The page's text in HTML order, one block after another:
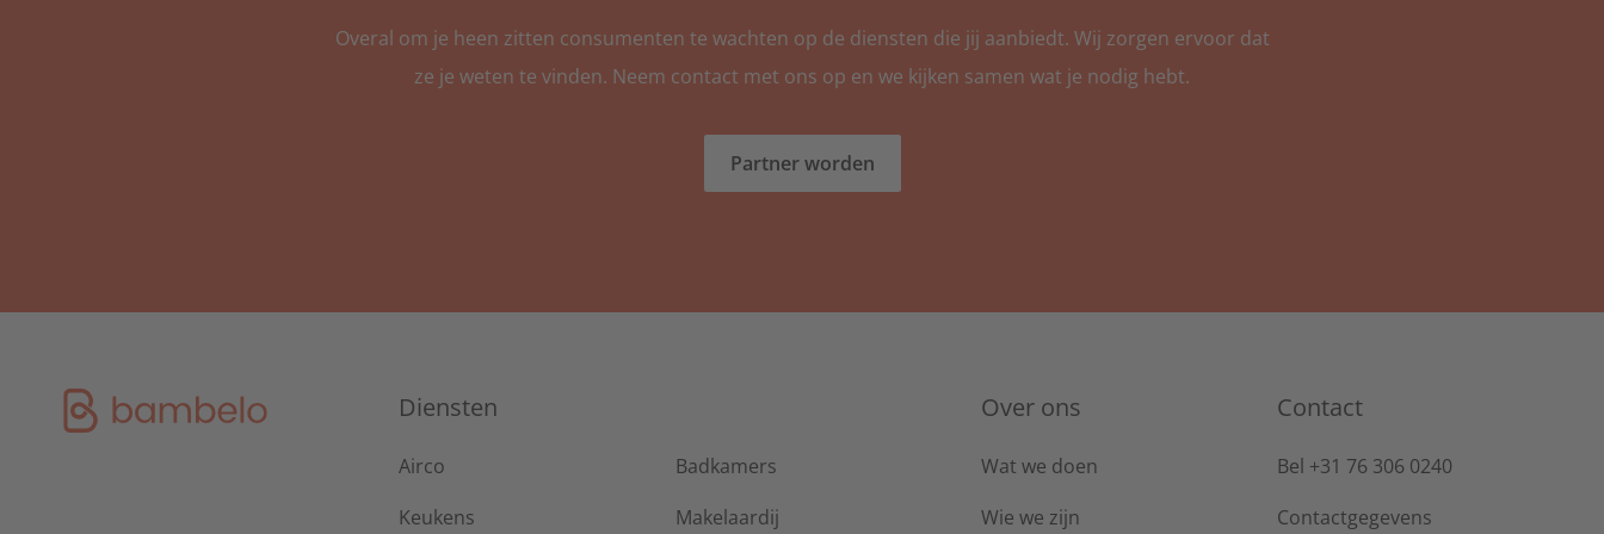
Overal om je heen zitten consumenten te wachten op de diensten die jij aanbiedt. Wij zorgen ervoor dat
ze je weten te vinden. Neem contact met ons op en we kijken samen wat je nodig hebt.
Partner worden
Diensten
Airco
Badkamers
Keukens
Makelaardij
Over ons
Wat we doen
Wie we zijn
Contact
Bel +31 76 306 0240
Contactgegevens